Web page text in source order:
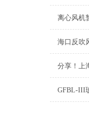
离心风机
海口反吹
GFBL-III